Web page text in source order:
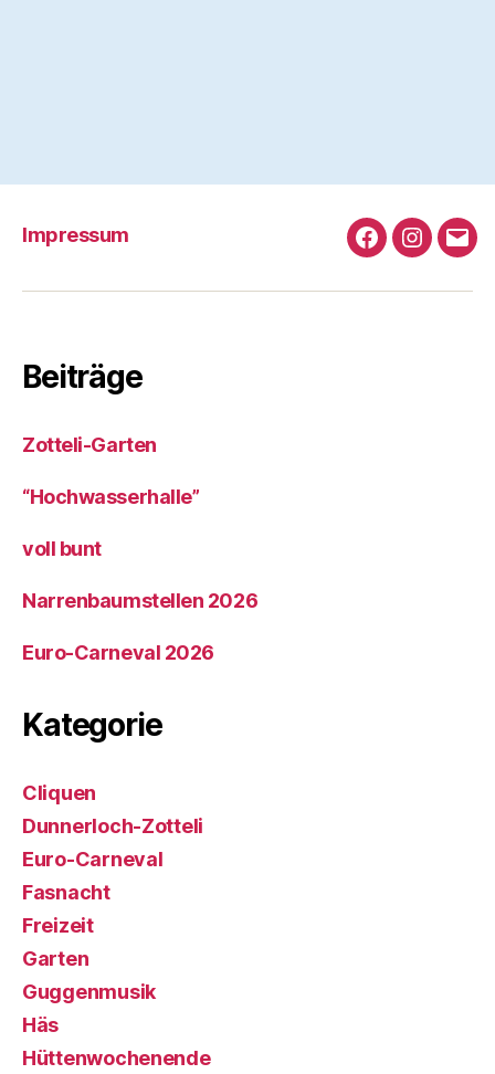
Impressum
Facebooke-
Beiträge
Zotteli-Garten
“Hochwasserhalle”
voll bunt
Narrenbaumstellen 2026
Euro-Carneval 2026
Kategorie
Cliquen
Dunnerloch-Zotteli
Euro-Carneval
Fasnacht
Freizeit
Garten
Guggenmusik
Häs
Hüttenwochenende